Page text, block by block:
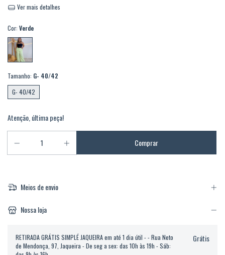
Ver mais detalhes
Cor: Verde
Tamanho: G- 40/42
G- 40/42
Atenção, última peça!
Meios de envio
Nossa loja
RETIRADA GRÁTIS SIMPLÉ JAQUEIRA em até 1 dia útil - - Rua Neto
de Mendonça, 97, Jaqueira - De seg a sex: das 10h às 19h - Sáb:
Grátis